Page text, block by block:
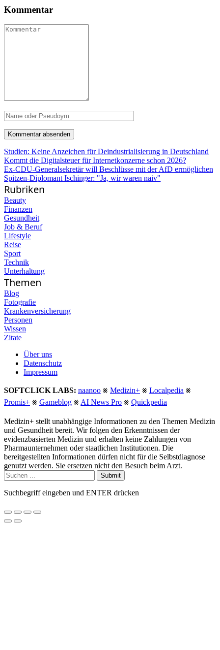
Kommentar
Studien: Keine Anzeichen für Deindustrialisierung in Deutschland
Kommt die Digitalsteuer für Internetkonzerne schon 2026?
Ex-CDU-Generalsekretär will Beschlüsse mit der AfD ermöglichen
Spitzen-Diplomant Ischinger: "Ja, wir waren naiv"
Rubriken
Beauty
Finanzen
Gesundheit
Job & Beruf
Lifestyle
Reise
Sport
Technik
Unterhaltung
Themen
Blog
Fotografie
Krankenversicherung
Personen
Wissen
Zitate
Über uns
Datenschutz
Impressum
SOFTCLICK LABS: naanoo ⨳ Medizin+ ⨳ Localpedia ⨳
Promis+ ⨳ Gameblog ⨳ AI News Pro ⨳ Quickpedia
Medizin+ stellt unabhängige Informationen zu den Themen Medizin
und Gesundheit bereit. Wir folgen den Erkenntnissen der
evidenzbasierten Medizin und erhalten keine Zahlungen von
Pharmaunternehmen oder staatlichen Institutionen. Die
bereitgestellten Informationen dürfen nicht für die Selbstdiagnose
genutzt werden. Sie ersetzen nicht den Besuch beim Arzt.
Submit
Suchbegriff eingeben und ENTER drücken